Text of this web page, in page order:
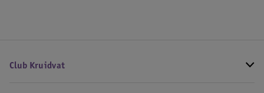
Club Kruidvat